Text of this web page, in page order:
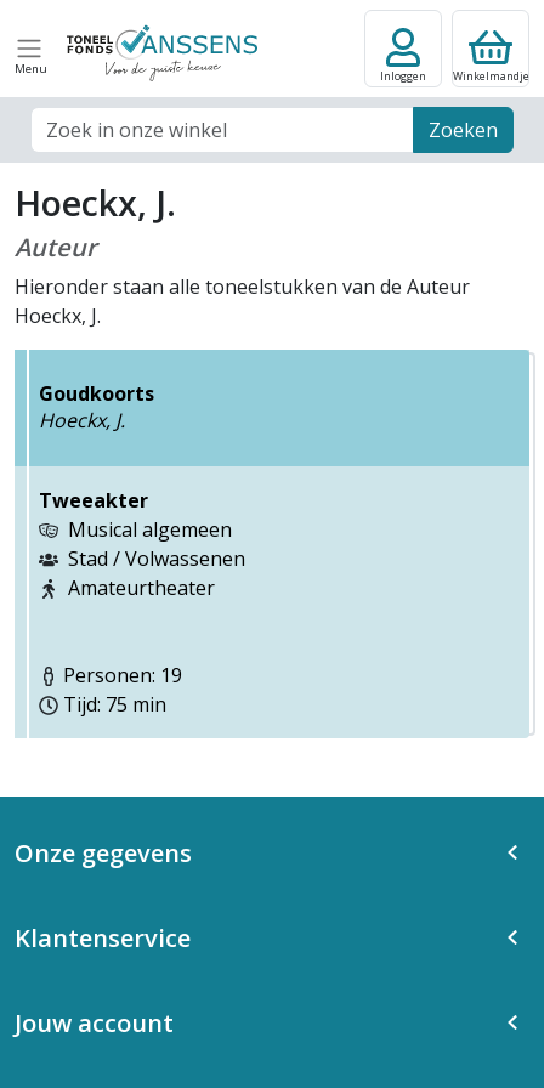
Menu
Zoek veld Zoeken
Inloggen Winkelmandje
Hoeckx, J.
Auteur
Hieronder staan alle toneelstukken van de Auteur
Hoeckx, J.
Goudkoorts
Hoeckx, J.
Tweeakter
Musical algemeen
Stad / Volwassenen
Amateurtheater
Personen: 19
Tijd: 75 min
Onze gegevens
Klantenservice
Jouw account